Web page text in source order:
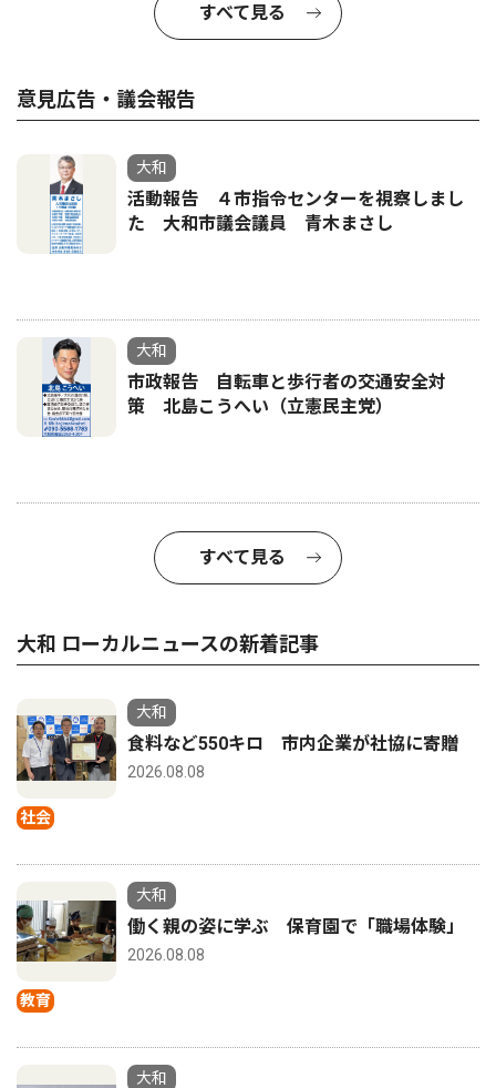
すべて見る
意見広告・議会報告
大和
活動報告 ４市指令センターを視察しまし
た 大和市議会議員 青木まさし
大和
市政報告 自転車と歩行者の交通安全対
策 北島こうへい（立憲民主党）
すべて見る
大和 ローカルニュースの新着記事
社会
大和
食料など550キロ 市内企業が社協に寄贈
2026.08.08
教育
大和
働く親の姿に学ぶ 保育園で「職場体験」
2026.08.08
大和